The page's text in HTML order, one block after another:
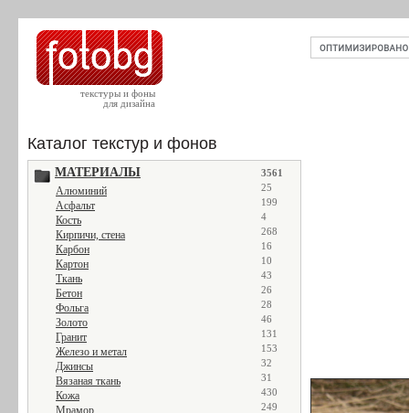
текстуры и фоны
для дизайна
Каталог текстур и фонов
МАТЕРИАЛЫ 3561
Алюминий 25
Асфальт 199
Кость 4
Кирпичи, стена 268
Карбон 16
Картон 10
Ткань 43
Бетон 26
Фольга 28
Золото 46
Гранит 131
Железо и метал 153
Джинсы 32
Вязаная ткань 31
Кожа 430
Мрамор 249